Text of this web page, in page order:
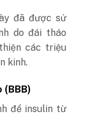
đã được sử
do đái tháo
các triệu
kinh.
(BBB)
để insulin từ